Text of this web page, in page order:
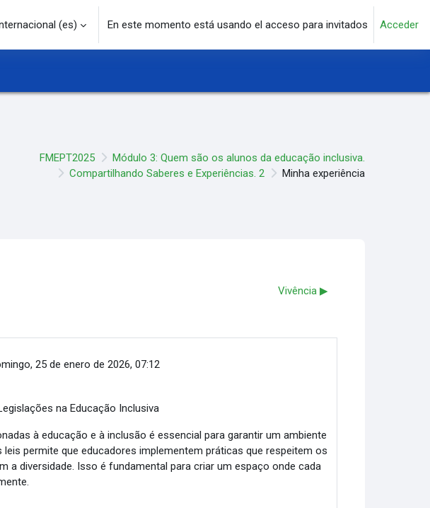
entrada
‎(es)‎ En este momento está usando el acceso para invitados Acceder
FMEPT2025
Módulo 3: Quem são os alunos da educação inclusiva.
Compartilhando Saberes e Experiências. 2
Minha experiência
Vivência ▶︎
25 de enero de 2026, 07:12
na Educação Inclusiva
à educação e à inclusão é essencial para garantir um ambiente
permite que educadores implementem práticas que respeitem os
a diversidade. Isso é fundamental para criar um espaço onde cada